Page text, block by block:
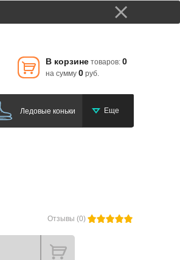
В корзине товаров: 0
на сумму 0 руб.
Ледовые коньки Еще
Отзывы (0)